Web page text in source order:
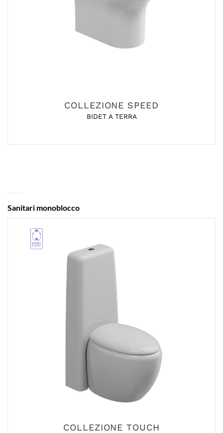
COLLEZIONE SPEED
BIDET A TERRA
Sanitari monoblocco
COLLEZIONE TOUCH